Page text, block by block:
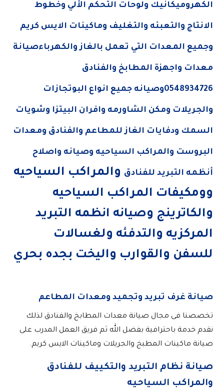
الكهروميكانيك ولوحات التحكم الألي وخطوط
الانتاج والتعبئه والتغليف وماكينات الايس كريم
وجميع المعدات التي تعمل بالغاز والكهرباءصيانة
معدات واجهزة المطابخ والفنادق
0548934726وصيانه جميع انواع البوتجازات
والجريلات ومكن الشاورمه وافران البيتزا وشويات
السمك ودفايات الغاز للمطاعم والفنادق ومعدات
البروست والمراكب السياحيه وصيانه واصلاح
أنظمه التبريد للفنادق والمراكب السياحيه
وومكيفات المراكب السياحيه
والكاترينج وصيانه انظمه التبريد
المركزيه والتدفئه ولغسالات
للسفن والقوارب واليخت بجده بحري
صيانة غرف تبريد وتجميد ومعدات المطاعم
تخصصنا فى مجال صيانة معدات المطابخ والفنادق لذلك
نقدم خدمة باحترافية بفضل الله ثم فريق العمل المدرب على
صيانة ماكينات المطبخ والجريلات وماكينات الايس كريم.
صيانة نظام التبريد والتكييف للفنادق
والمراكب السياحيه